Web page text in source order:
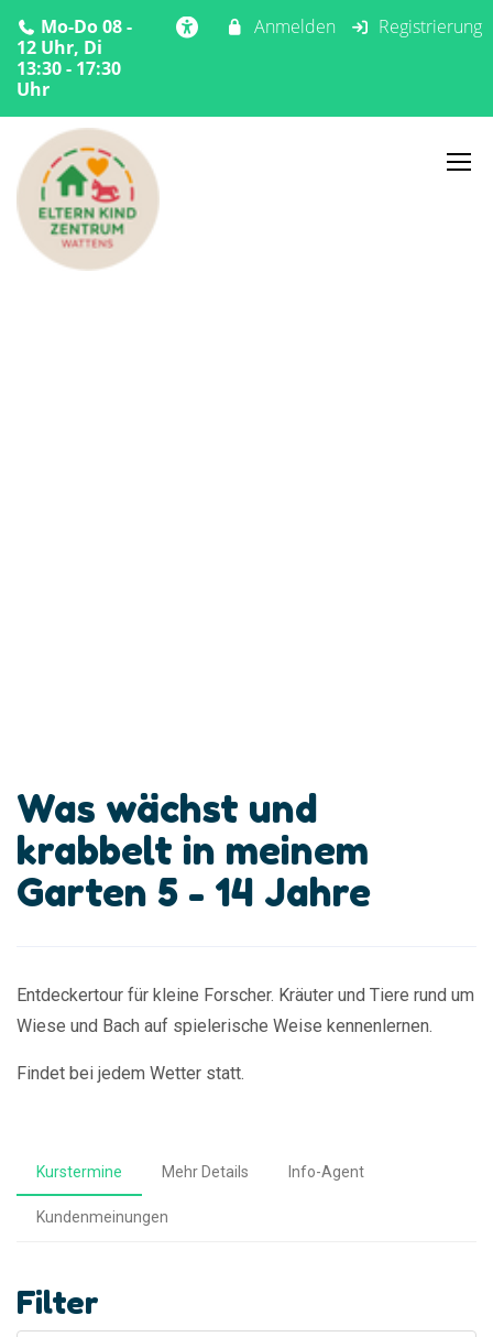
Mo-Do 08 -
12 Uhr, Di
13:30 - 17:30
Uhr
Anmelden Registrierung
Was wächst und
krabbelt in meinem
Garten 5 - 14 Jahre
Entdeckertour für kleine Forscher. Kräuter und Tiere rund um
Wiese und Bach auf spielerische Weise kennenlernen.
Findet bei jedem Wetter statt.
Kurstermine Mehr Details Info-Agent
Kundenmeinungen
Filter